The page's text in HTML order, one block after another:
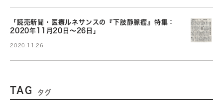
「読売新聞・医療ルネサンスの『下肢静脈瘤』特集：
2020年11月20日～26日」
2020.11.26
TAG タグ